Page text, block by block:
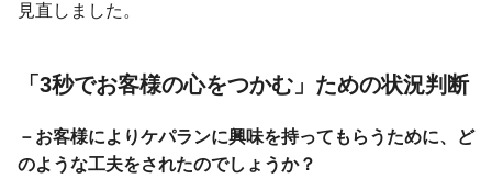
見直しました。
「3秒でお客様の心をつかむ」ための状況判断
－お客様によりケパランに興味を持ってもらうために、ど
のような工夫をされたのでしょうか？